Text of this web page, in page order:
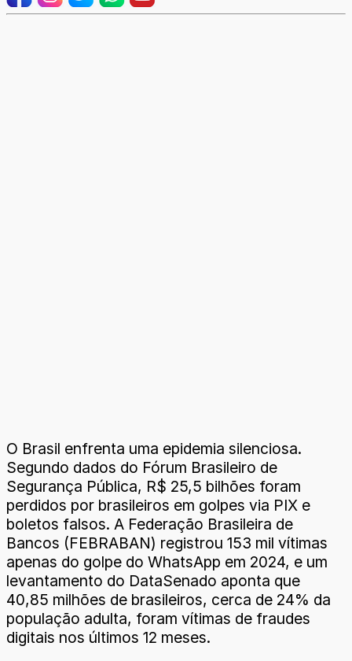
O Brasil enfrenta uma epidemia silenciosa.
Segundo dados do Fórum Brasileiro de
Segurança Pública, R$ 25,5 bilhões foram
perdidos por brasileiros em golpes via PIX e
boletos falsos. A Federação Brasileira de
Bancos (FEBRABAN) registrou 153 mil vítimas
apenas do golpe do WhatsApp em 2024, e um
levantamento do DataSenado aponta que
40,85 milhões de brasileiros, cerca de 24% da
população adulta, foram vítimas de fraudes
digitais nos últimos 12 meses.